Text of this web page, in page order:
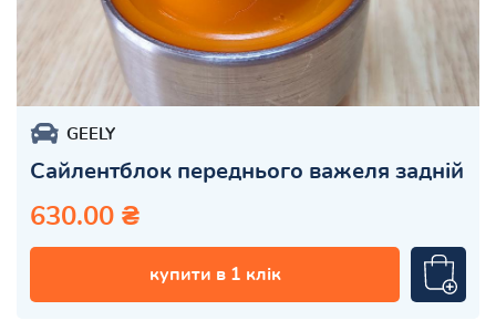
GEELY
Сайлентблок переднього важеля задній
630.00 ₴
купити в 1 клік